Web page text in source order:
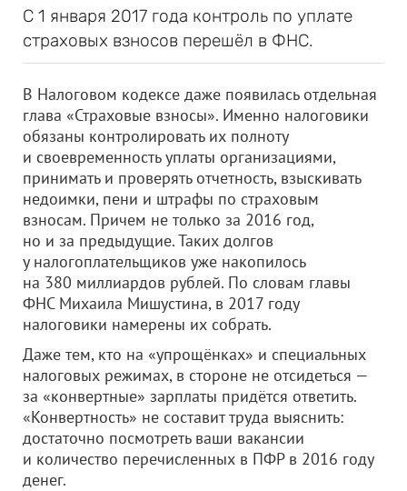
С 1 января 2017 года контроль по уплате
страховых взносов перешёл в ФНС.
В Налоговом кодексе даже появилась отдельная
глава «Страховые взносы». Именно налоговики
обязаны контролировать их полноту
и своевременность уплаты организациями,
принимать и проверять отчетность, взыскивать
недоимки, пени и штрафы по страховым
взносам. Причем не только за 2016 год,
но и за предыдущие. Таких долгов
у налогоплательщиков уже накопилось
на 380 миллиардов рублей. По словам главы
ФНС Михаила Мишустина, в 2017 году
налоговики намерены их собрать.
Даже тем, кто на «упрощёнках» и специальных
налоговых режимах, в стороне не отсидеться —
за «конвертные» зарплаты придётся ответить.
«Конвертность» не составит труда выяснить:
достаточно посмотреть ваши вакансии
и количество перечисленных в ПФР в 2016 году
денег.